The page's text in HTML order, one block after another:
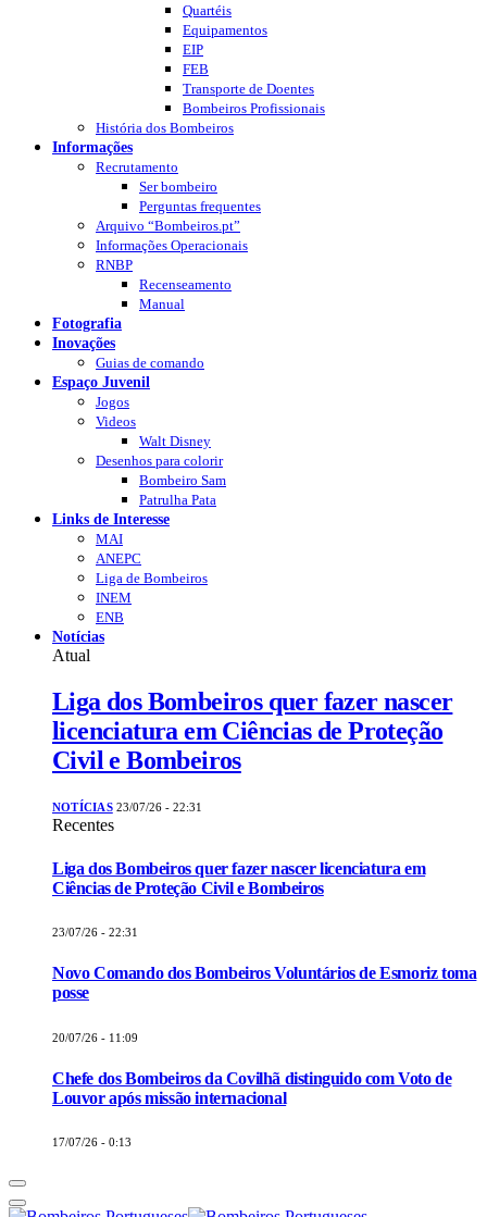
Quartéis
Equipamentos
EIP
FEB
Transporte de Doentes
Bombeiros Profissionais
História dos Bombeiros
Informações
Recrutamento
Ser bombeiro
Perguntas frequentes
Arquivo “Bombeiros.pt”
Informações Operacionais
RNBP
Recenseamento
Manual
Fotografia
Inovações
Guias de comando
Espaço Juvenil
Jogos
Videos
Walt Disney
Desenhos para colorir
Bombeiro Sam
Patrulha Pata
Links de Interesse
MAI
ANEPC
Liga de Bombeiros
INEM
ENB
Notícias
Atual
Liga dos Bombeiros quer fazer nascer
licenciatura em Ciências de Proteção
Civil e Bombeiros
NOTÍCIAS 23/07/26 - 22:31
Recentes
Liga dos Bombeiros quer fazer nascer licenciatura em
Ciências de Proteção Civil e Bombeiros
23/07/26 - 22:31
Novo Comando dos Bombeiros Voluntários de Esmoriz toma
posse
20/07/26 - 11:09
Chefe dos Bombeiros da Covilhã distinguido com Voto de
Louvor após missão internacional
17/07/26 - 0:13